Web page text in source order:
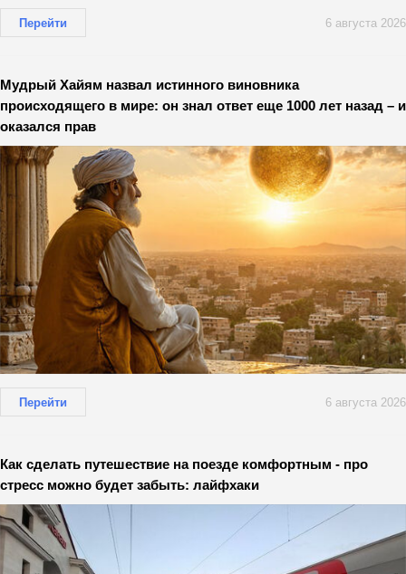
Перейти 6 августа 2026
Мудрый Хайям назвал истинного виновника
происходящего в мире: он знал ответ еще 1000 лет назад – и
оказался прав
Перейти 6 августа 2026
Как сделать путешествие на поезде комфортным - про
стресс можно будет забыть: лайфхаки